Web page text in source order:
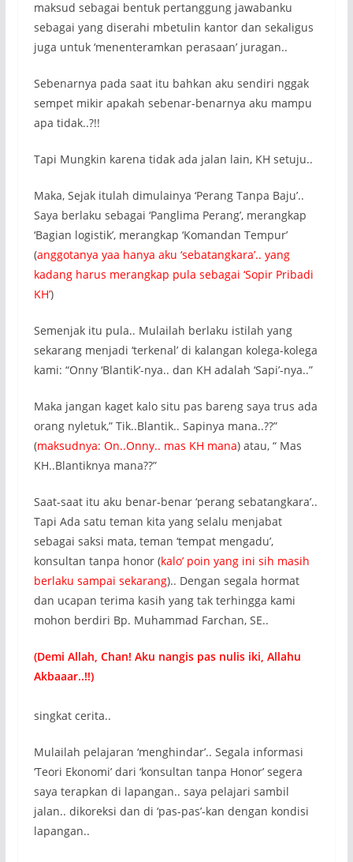
maksud sebagai bentuk pertanggung jawabanku
sebagai yang diserahi mbetulin kantor dan sekaligus
juga untuk ‘menenteramkan perasaan’ juragan..
Sebenarnya pada saat itu bahkan aku sendiri nggak
sempet mikir apakah sebenar-benarnya aku mampu
apa tidak..?!!
Tapi Mungkin karena tidak ada jalan lain, KH setuju..
Maka, Sejak itulah dimulainya ‘Perang Tanpa Baju’..
Saya berlaku sebagai ‘Panglima Perang’, merangkap
‘Bagian logistik’, merangkap ‘Komandan Tempur’
(anggotanya yaa hanya aku ‘sebatangkara’.. yang
kadang harus merangkap pula sebagai ‘Sopir Pribadi
KH’)
Semenjak itu pula.. Mulailah berlaku istilah yang
sekarang menjadi ‘terkenal’ di kalangan kolega-kolega
kami: “Onny ‘Blantik’-nya.. dan KH adalah ‘Sapi’-nya..”
Maka jangan kaget kalo situ pas bareng saya trus ada
orang nyletuk,” Tik..Blantik.. Sapinya mana..??”
(maksudnya: On..Onny.. mas KH mana) atau, “ Mas
KH..Blantiknya mana??”
Saat-saat itu aku benar-benar ‘perang sebatangkara’..
Tapi Ada satu teman kita yang selalu menjabat
sebagai saksi mata, teman ‘tempat mengadu’,
konsultan tanpa honor (kalo’ poin yang ini sih masih
berlaku sampai sekarang).. Dengan segala hormat
dan ucapan terima kasih yang tak terhingga kami
mohon berdiri Bp. Muhammad Farchan, SE..
(Demi Allah, Chan! Aku nangis pas nulis iki, Allahu
Akbaaar..!!)
singkat cerita..
Mulailah pelajaran ‘menghindar’.. Segala informasi
‘Teori Ekonomi’ dari ‘konsultan tanpa Honor’ segera
saya terapkan di lapangan.. saya pelajari sambil
jalan.. dikoreksi dan di ‘pas-pas’-kan dengan kondisi
lapangan..